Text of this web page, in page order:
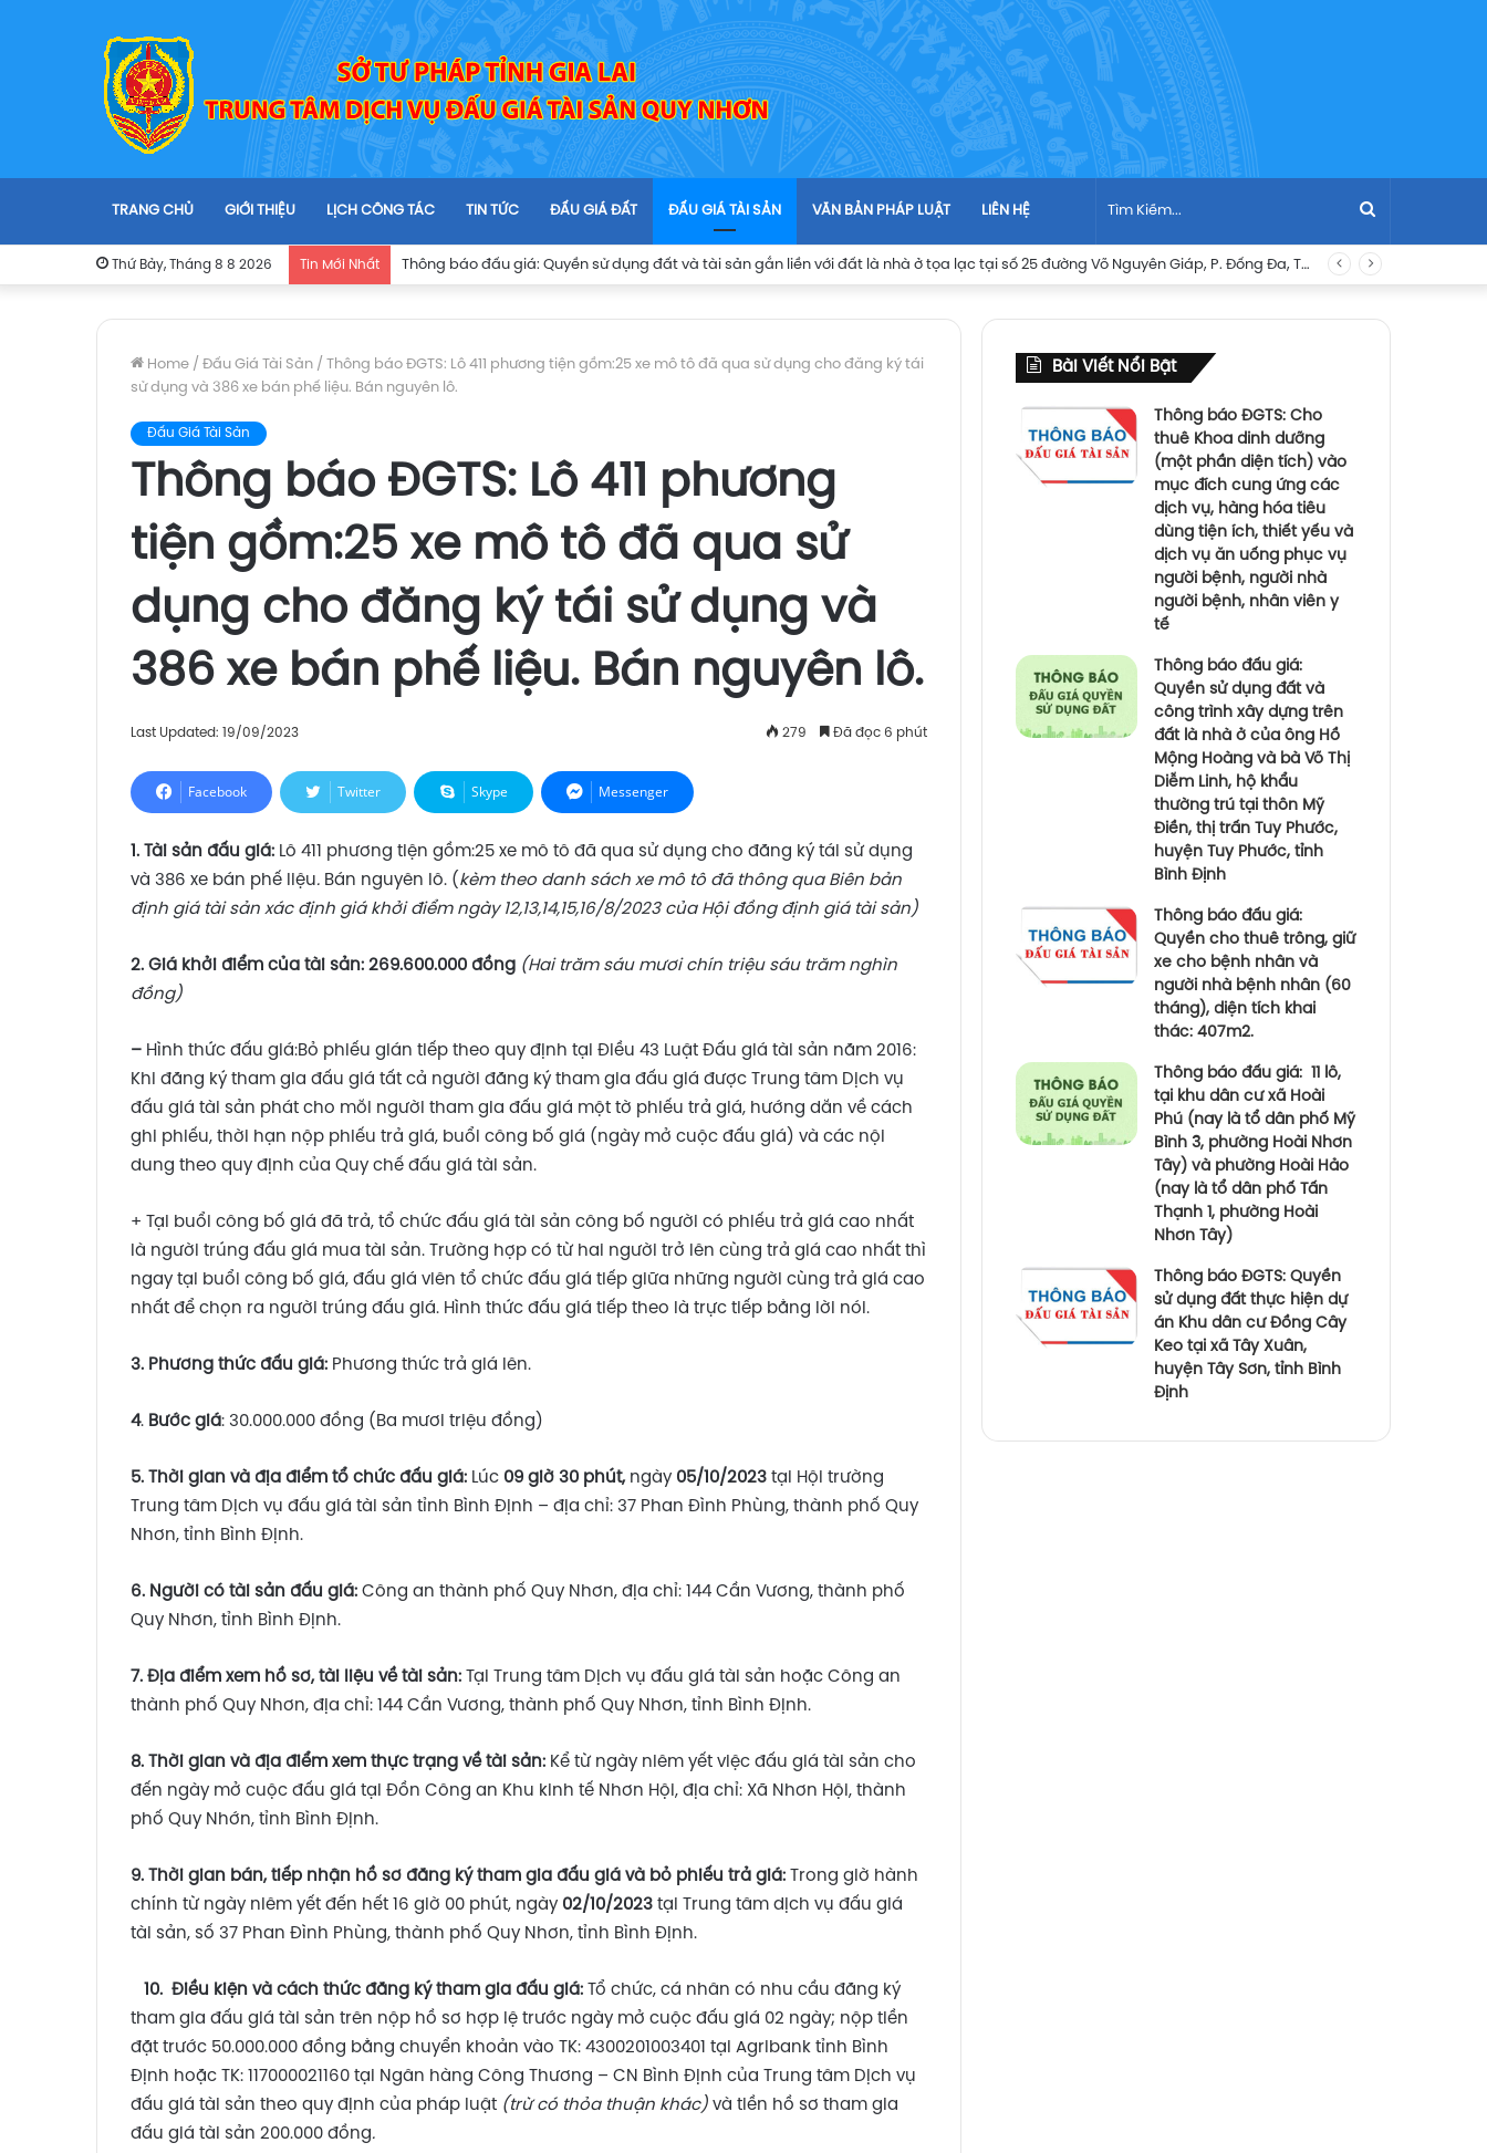
TRANG CHỦ GIỚI THIỆU LỊCH CÔNG TÁC TIN TỨC ĐẤU GIÁ ĐẤT ĐẤU GIÁ TÀI SẢN VĂN BẢN PHÁP LUẬT LIÊN HỆ Tìm
Kiếm...
Thứ Bảy, Tháng 8 8 2026 Tin Mới Nhất
Home / Đấu Giá Tài Sản / Thông báo ĐGTS: Lô 411 phương tiện gồm:25 xe mô tô đã qua sử dụng cho đăng ký tái
sử dụng và 386 xe bán phế liệu. Bán nguyên lô.
Đấu Giá Tài Sản
Thông báo ĐGTS: Lô 411 phương
tiện gồm:25 xe mô tô đã qua sử
dụng cho đăng ký tái sử dụng và
386 xe bán phế liệu. Bán nguyên lô.
Last Updated: 19/09/2023 279 Đã đọc 6 phút
Facebook Twitter Skype Messenger
1. Tài sản đấu giá: Lô 411 phương tiện gồm:25 xe mô tô đã qua sử dụng cho đăng ký tái sử dụng
và 386 xe bán phế liệu. Bán nguyên lô. ( kèm theo danh sách xe mô tô đã thông qua Biên bản
định giá tài sản xác định giá khởi điểm ngày 12,13,14,15,16/8/2023 của Hội đồng định giá tài sản)
2. Giá khởi điểm của tài sản: 269.600.000 đồng (Hai trăm sáu mươi chín triệu sáu trăm nghìn
đồng)
– Hình thức đấu giá:Bỏ phiếu gián tiếp theo quy định tại Điều 43 Luật Đấu giá tài sản năm 2016:
Khi đăng ký tham gia đấu giá tất cả người đăng ký tham gia đấu giá được Trung tâm Dịch vụ
đấu giá tài sản phát cho mỗi người tham gia đấu giá một tờ phiếu trả giá, hướng dẫn về cách
ghi phiếu, thời hạn nộp phiếu trả giá, buổi công bố giá (ngày mở cuộc đấu giá) và các nội
dung theo quy định của Quy chế đấu giá tài sản.
+ Tại buổi công bố giá đã trả, tổ chức đấu giá tài sản công bố người có phiếu trả giá cao nhất
là người trúng đấu giá mua tài sản. Trường hợp có từ hai người trở lên cùng trả giá cao nhất thì
ngay tại buổi công bố giá, đấu giá viên tổ chức đấu giá tiếp giữa những người cùng trả giá cao
nhất để chọn ra người trúng đấu giá. Hình thức đấu giá tiếp theo là trực tiếp bằng lời nói.
3. Phương thức đấu giá: Phương thức trả giá lên.
4. Bước giá: 30.000.000 đồng (Ba mươi triệu đồng)
5. Thời gian và địa điểm tổ chức đấu giá: Lúc 09 giờ 30 phút, ngày 05/10/2023 tại Hội trường
Trung tâm Dịch vụ đấu giá tài sản tỉnh Bình Định – địa chỉ: 37 Phan Đình Phùng, thành phố Quy
Nhơn, tỉnh Bình Định.
6. Người có tài sản đấu giá: Công an thành phố Quy Nhơn, địa chỉ: 144 Cần Vương, thành phố
Quy Nhơn, tỉnh Bình Định.
7. Địa điểm xem hồ sơ, tài liệu về tài sản: Tại Trung tâm Dịch vụ đấu giá tài sản hoặc Công an
thành phố Quy Nhơn, địa chỉ: 144 Cần Vương, thành phố Quy Nhơn, tỉnh Bình Định.
8. Thời gian và địa điểm xem thực trạng về tài sản: Kể từ ngày niêm yết việc đấu giá tài sản cho
đến ngày mở cuộc đấu giá tại Đồn Công an Khu kinh tế Nhơn Hội, địa chỉ: Xã Nhơn Hội, thành
phố Quy Nhớn, tỉnh Bình Định.
9. Thời gian bán,tiếp nhận hồ sơ đăng ký tham gia đấu giá và bỏ phiếu trả giá: Trong giờ hành
chính từ ngày niêm yết đến hết 16 giờ 00 phút, ngày 02/10/2023 tại Trung tâm dịch vụ đấu giá
tài sản, số 37 Phan Đình Phùng, thành phố Quy Nhơn, tỉnh Bình Định.
10. Điều kiện và cách thức đăng ký tham gia đấu giá: Tổ chức, cá nhân có nhu cầu đăng ký
tham gia đấu giá tài sản trên nộp hồ sơ hợp lệ trước ngày mở cuộc đấu giá 02 ngày; nộp tiền
đặt trước 50.000.000 đồng bằng chuyển khoản vào TK: 4300201003401 tại Agribank tỉnh Bình
Định hoặc TK: 117000021160 tại Ngân hàng Công Thương – CN Bình Định của Trung tâm Dịch vụ
đấu giá tài sản theo quy định của pháp luật (trừ có thỏa thuận khác) và tiền hồ sơ tham gia
đấu giá tài sản 200.000 đồng.
Bài Viết Nổi Bật
Thông báo ĐGTS: Cho
thuê Khoa dinh dưỡng
(một phần diện tích) vào
mục đích cung ứng các
dịch vụ, hàng hóa tiêu
dùng tiện ích, thiết yếu và
dịch vụ ăn uống phục vụ
người bệnh, người nhà
người bệnh, nhân viên y
tế
Thông báo đấu giá:
Quyền sử dụng đất và
công trình xây dựng trên
đất là nhà ở của ông Hồ
Mộng Hoàng và bà Võ Thị
Diễm Linh, hộ khẩu
thường trú tại thôn Mỹ
Điền, thị trấn Tuy Phước,
huyện Tuy Phước, tỉnh
Bình Định
Thông báo đấu giá:
Quyền cho thuê trông, giữ
xe cho bệnh nhân và
người nhà bệnh nhân (60
tháng), diện tích khai
thác: 407m2.
Thông báo đấu giá: 11 lô,
tại khu dân cư xã Hoài
Phú (nay là tổ dân phố Mỹ
Bình 3, phường Hoài Nhơn
Tây) và phường Hoài Hảo
(nay là tổ dân phố Tấn
Thạnh 1, phường Hoài
Nhơn Tây)
Thông báo ĐGTS: Quyền
sử dụng đất thực hiện dự
án Khu dân cư Đồng Cây
Keo tại xã Tây Xuân,
huyện Tây Sơn, tỉnh Bình
Định